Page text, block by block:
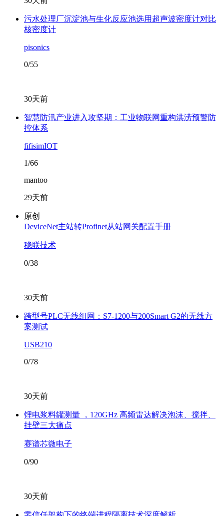
污水处理厂沉淀池与生化反应池选用超声波密度计对比
核密度计
pisonics
0/55
30天前
智慧防汛产业进入攻坚期：工业物联网重构洪涝预警防
控体系
fifisimIOT
1/66
mantoo
29天前
原创
DeviceNet主站转Profinet从站网关配置手册
稳联技术
0/38
30天前
跨型号PLC无线组网：S7-1200与200Smart G2的无线方
案测试
USB210
0/78
30天前
锂电浆料罐测量 ，120GHz 高频雷达解决泡沫、搅拌、
挂壁三大痛点
赛谱芯微电子
0/90
30天前